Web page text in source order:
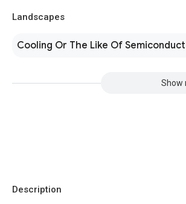
Landscapes
Cooling Or The Like Of
Show
Description